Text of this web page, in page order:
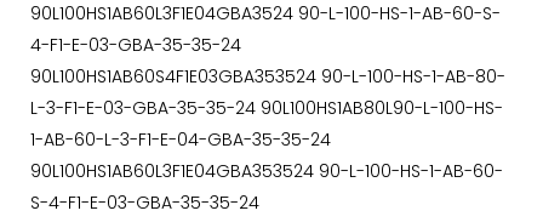
90L100HS1AB60L3F1E04GBA3524 90-L-100-HS-1-AB-60-S-
4-F1-E-03-GBA-35-35-24
90L100HS1AB60S4F1E03GBA353524 90-L-100-HS-1-AB-80-
L-3-F1-E-03-GBA-35-35-24 90L100HS1AB80L90-L-100-HS-
1-AB-60-L-3-F1-E-04-GBA-35-35-24
90L100HS1AB60L3F1E04GBA353524 90-L-100-HS-1-AB-60-
S-4-F1-E-03-GBA-35-35-24